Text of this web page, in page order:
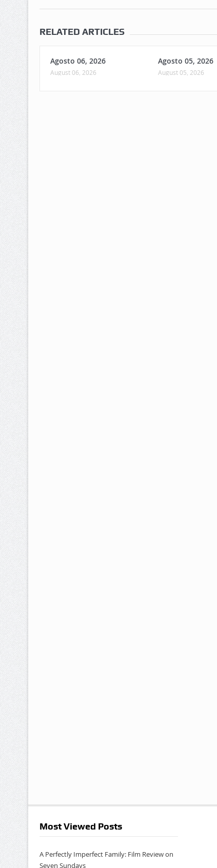
RELATED ARTICLES
Agosto 06, 2026
August 06, 2026
Agosto 05, 2026
August 05, 2026
Most Viewed Posts
A Perfectly Imperfect Family: Film Review on
Seven Sundays